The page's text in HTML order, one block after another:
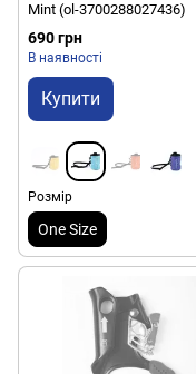
Mint (ol-3700288027436)
690 грн
В наявності
Купити
Розмір
One Size